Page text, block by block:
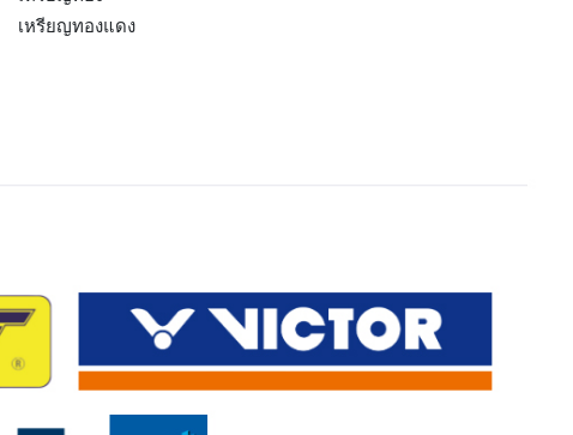
เหรียญทองแดง